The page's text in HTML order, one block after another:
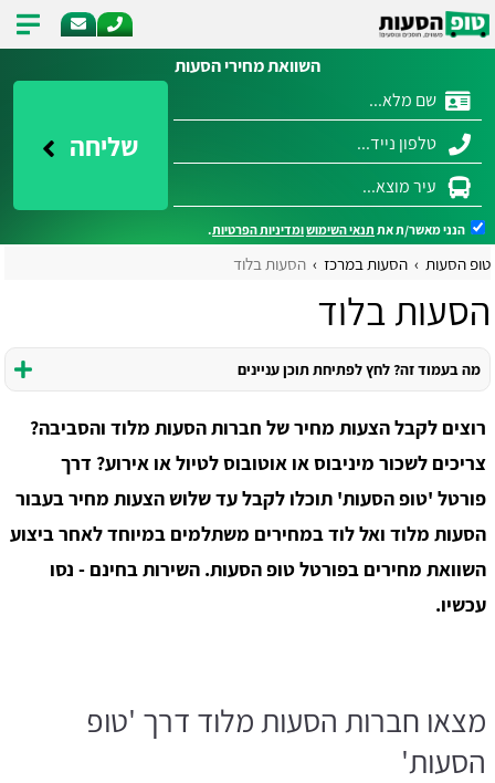
השוואת מחירי הסעות
שליחה
הנני מאשר/ת את תנאי השימושומדיניות הפרטיות.
טופ הסעות הסעות במרכז הסעות בלוד
הסעות בלוד
מה בעמוד זה? לחץ לפתיחת תוכן עניינים
רוצים לקבל הצעות מחיר של חברות הסעות מלוד והסביבה?
צריכים לשכור מיניבוס או אוטובוס לטיול או אירוע? דרך
פורטל 'טופ הסעות' תוכלו לקבל עד שלוש הצעות מחיר בעבור
הסעות מלוד ואל לוד במחירים משתלמים במיוחד לאחר ביצוע
השוואת מחירים בפורטל טופ הסעות. השירות בחינם - נסו
עכשיו.
מצאו חברות הסעות מלוד דרך 'טופ
הסעות'